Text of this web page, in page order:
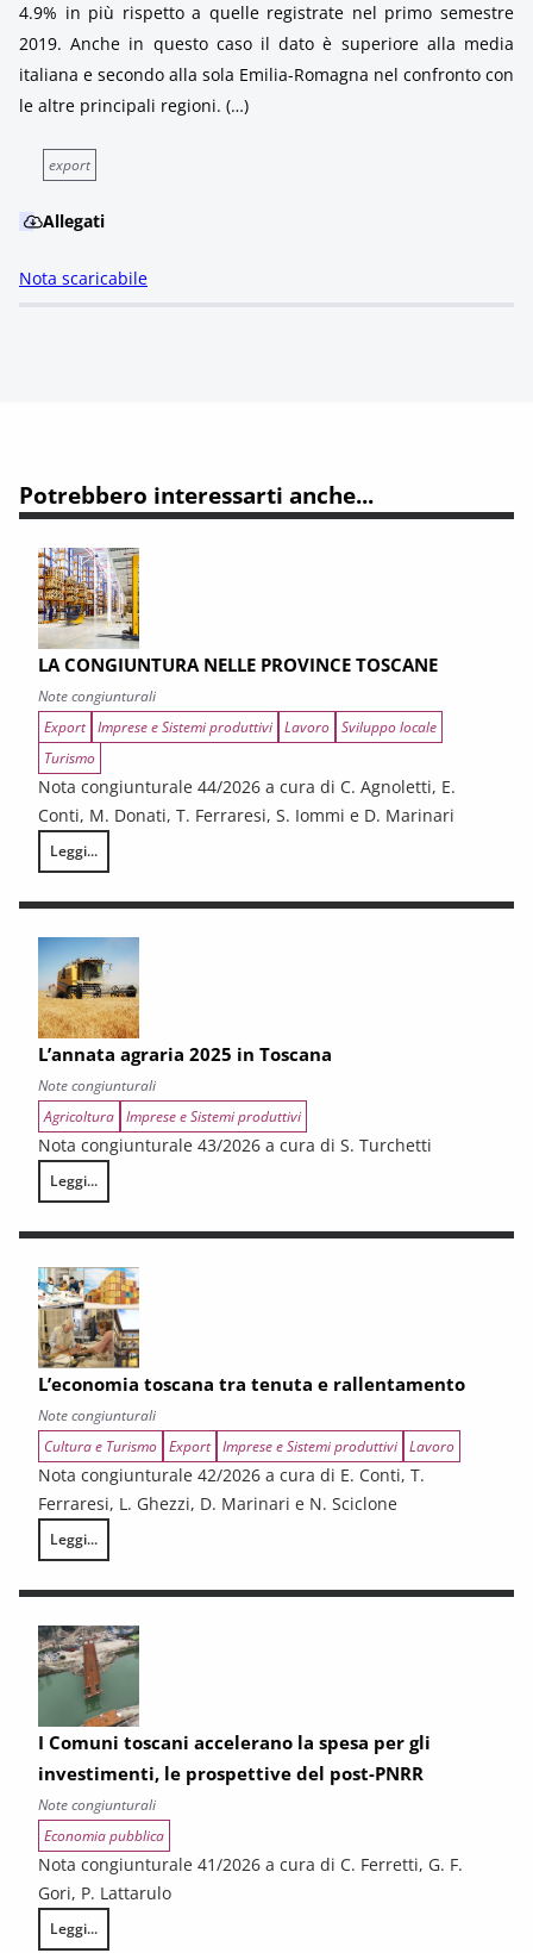
4.9% in più rispetto a quelle registrate nel primo semestre
2019. Anche in questo caso il dato è superiore alla media
italiana e secondo alla sola Emilia-Romagna nel confronto con
le altre principali regioni. (…)
export
Allegati
Nota scaricabile
Potrebbero interessarti anche...
LA CONGIUNTURA NELLE PROVINCE TOSCANE
Note congiunturali
Export Imprese e Sistemi produttivi Lavoro Sviluppo locale
Turismo
Nota congiunturale 44/2026 a cura di C. Agnoletti, E.
Conti, M. Donati, T. Ferraresi, S. Iommi e D. Marinari
Leggi...
LA CONGIUNTURA NELLE PROVINCE TOSCANE
L’annata agraria 2025 in Toscana
Note congiunturali
Agricoltura Imprese e Sistemi produttivi
Nota congiunturale 43/2026 a cura di S. Turchetti
Leggi...
L’annata agraria 2025 in Toscana
L’economia toscana tra tenuta e rallentamento
Note congiunturali
Cultura e Turismo Export Imprese e Sistemi produttivi Lavoro
Nota congiunturale 42/2026 a cura di E. Conti, T.
Ferraresi, L. Ghezzi, D. Marinari e N. Sciclone
Leggi...
L’economia toscana tra tenuta e rallentamento
I Comuni toscani accelerano la spesa per gli
investimenti, le prospettive del post-PNRR
Note congiunturali
Economia pubblica
Nota congiunturale 41/2026 a cura di C. Ferretti, G. F.
Gori, P. Lattarulo
Leggi...
I Comuni toscani accelerano la spesa per gli investimenti, le